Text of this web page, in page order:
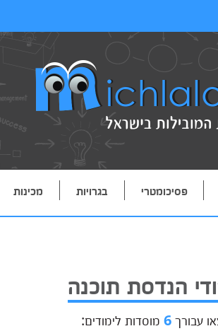
פסיכומטרי בגרויות מכינות
הנדסת תוכנה
עבורך6 מוסדות לימודים: